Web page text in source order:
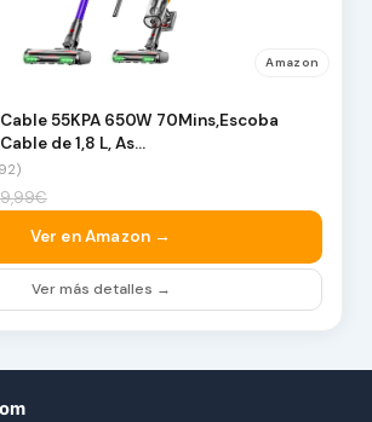
Amazon
55KPA 650W 70Mins,Escoba
de 1,8 L, As…
Ver en Amazon →
Ver más detalles →